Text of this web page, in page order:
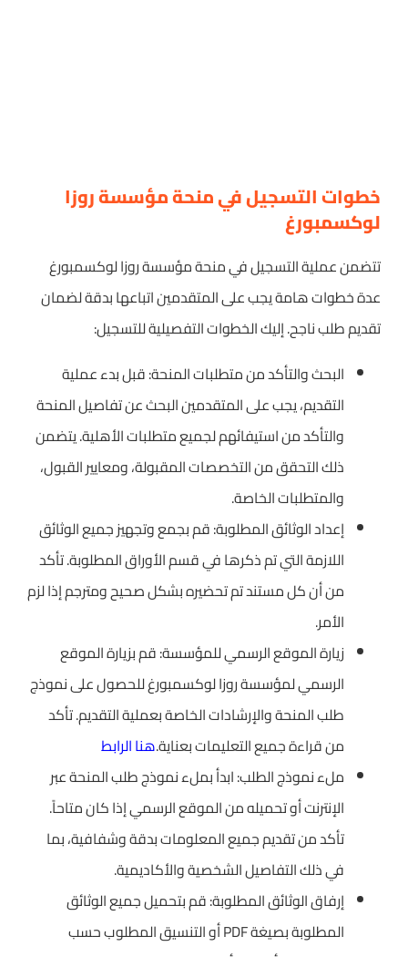
خطوات التسجيل في منحة مؤسسة روزا
لوكسمبورغ
تتضمن عملية التسجيل في منحة مؤسسة روزا لوكسمبورغ
عدة خطوات هامة يجب على المتقدمين اتباعها بدقة لضمان
تقديم طلب ناجح. إليك الخطوات التفصيلية للتسجيل:
البحث والتأكد من متطلبات المنحة: قبل بدء عملية
التقديم، يجب على المتقدمين البحث عن تفاصيل المنحة
والتأكد من استيفائهم لجميع متطلبات الأهلية. يتضمن
ذلك التحقق من التخصصات المقبولة، ومعايير القبول،
والمتطلبات الخاصة.
إعداد الوثائق المطلوبة: قم بجمع وتجهيز جميع الوثائق
اللازمة التي تم ذكرها في قسم الأوراق المطلوبة. تأكد
من أن كل مستند تم تحضيره بشكل صحيح ومترجم إذا لزم
الأمر.
زيارة الموقع الرسمي للمؤسسة: قم بزيارة الموقع
الرسمي لمؤسسة روزا لوكسمبورغ للحصول على نموذج
طلب المنحة والإرشادات الخاصة بعملية التقديم. تأكد
من قراءة جميع التعليمات بعناية.هنا الرابط
ملء نموذج الطلب: ابدأ بملء نموذج طلب المنحة عبر
الإنترنت أو تحميله من الموقع الرسمي إذا كان متاحاً.
تأكد من تقديم جميع المعلومات بدقة وشفافية، بما
في ذلك التفاصيل الشخصية والأكاديمية.
إرفاق الوثائق المطلوبة: قم بتحميل جميع الوثائق
المطلوبة بصيغة PDF أو التنسيق المطلوب حسب